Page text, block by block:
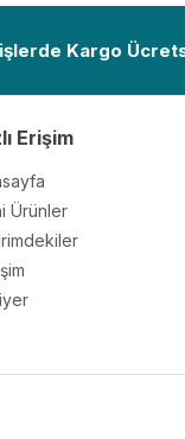
Kargo
Erişim
Ürünler